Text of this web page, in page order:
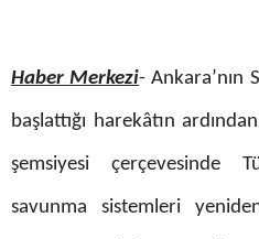
Haber Merkezi- Ankara’nın
başlattığı harekâtın ardından
şemsiyesi çerçevesinde
savunma sistemleri